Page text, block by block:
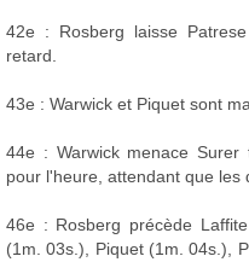
42e : Rosberg laisse
retard.
43e : Warwick et Piquet sont
44e : Warwick menace
pour l'heure, attendant que les
46e : Rosberg précède
(1m. 03s.), Piquet (1m. 04s.),